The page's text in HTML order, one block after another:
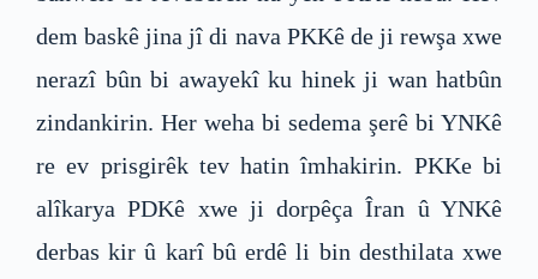
dem baskê jina jî di nava PKKê de ji rewşa xwe
nerazî bûn bi awayekî ku hinek ji wan hatbûn
zindankirin. Her weha bi sedema şerê bi YNKê
re ev prisgirêk tev hatin îmhakirin. PKKe bi
alîkarya PDKê xwe ji dorpêça Îran û YNKê
derbas kir û karî bû erdê li bin desthilata xwe